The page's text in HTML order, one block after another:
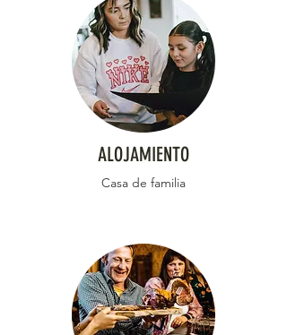
ALOJAMIENTO
Casa de familia